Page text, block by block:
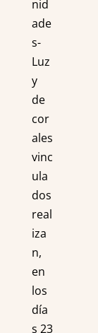
nid
ade
s-
Luz
y
de
cor
ales
vinc
ula
dos
real
iza
n,
en
los
día
s 23